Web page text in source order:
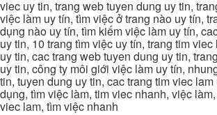
viec uy tin, trang web tuyen dung uy tin,
việc làm uy tín, tìm việc ở trang nào uy tín,
dụng nào uy tín, tìm kiếm việc làm uy tín,
uy tin, 10 trang tìm việc uy tín, trang tim
uy tin, cac trang web tuyen dung uy tin,
uy tin, công ty môi giới việc làm uy tín,
tin, tuyen dung uy tin, cac trang tim viec lam
dụng, tìm việc làm, tim viec nhanh, việc
viec lam, tìm việc nhanh